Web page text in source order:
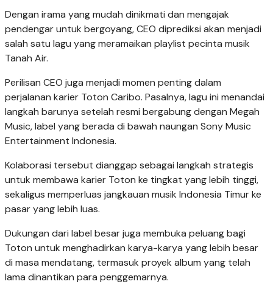
Dengan irama yang mudah dinikmati dan mengajak
pendengar untuk bergoyang, CEO diprediksi akan menjadi
salah satu lagu yang meramaikan playlist pecinta musik
Tanah Air.
Perilisan CEO juga menjadi momen penting dalam
perjalanan karier Toton Caribo. Pasalnya, lagu ini menandai
langkah barunya setelah resmi bergabung dengan Megah
Music, label yang berada di bawah naungan Sony Music
Entertainment Indonesia.
Kolaborasi tersebut dianggap sebagai langkah strategis
untuk membawa karier Toton ke tingkat yang lebih tinggi,
sekaligus memperluas jangkauan musik Indonesia Timur ke
pasar yang lebih luas.
Dukungan dari label besar juga membuka peluang bagi
Toton untuk menghadirkan karya-karya yang lebih besar
di masa mendatang, termasuk proyek album yang telah
lama dinantikan para penggemarnya.